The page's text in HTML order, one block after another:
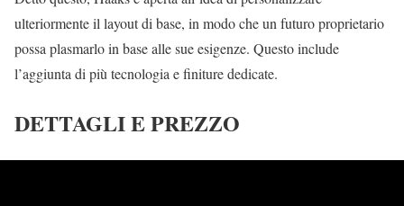
ulteriormente il layout di base, in modo che un futuro proprietario
possa plasmarlo in base alle sue esigenze. Questo include
l’aggiunta di più tecnologia e finiture dedicate.
DETTAGLI E PREZZO